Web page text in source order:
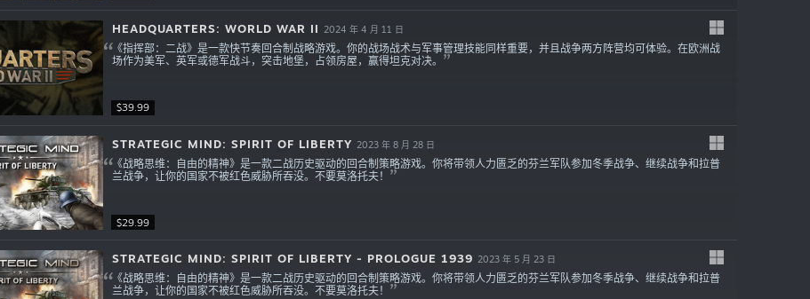
$39.99
HEADQUARTERS: WORLD WAR II 2024 年 4 月 11 日
《指挥部：二战》是一款快节奏回合制战略游戏。你的战场战术与军事管理技能同样重要，并且战争两方阵营均可体验。在欧洲战
场作为美军、英军或德军战斗，突击地堡，占领房屋，赢得坦克对决。
$29.99
STRATEGIC MIND: SPIRIT OF LIBERTY 2023 年 8 月 28 日
《战略思维：自由的精神》是一款二战历史驱动的回合制策略游戏。你将带领人力匮乏的芬兰军队参加冬季战争、继续战争和拉普
兰战争，让你的国家不被红色威胁所吞没。不要莫洛托夫！
STRATEGIC MIND: SPIRIT OF LIBERTY - PROLOGUE 1939 2023 年 5 月 23 日
《战略思维：自由的精神》是一款二战历史驱动的回合制策略游戏。你将带领人力匮乏的芬兰军队参加冬季战争、继续战争和拉普
兰战争，让你的国家不被红色威胁所吞没。不要莫洛托夫！